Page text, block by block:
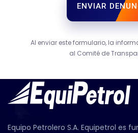
Al enviar este formulario, la
al Comité de
Equipo Petrolero S.A. Equipetrol es